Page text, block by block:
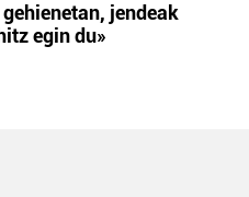
jendeak
egin du»